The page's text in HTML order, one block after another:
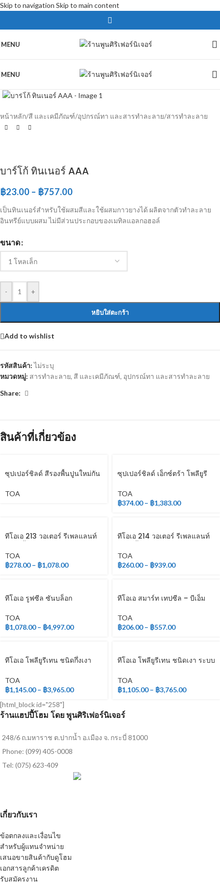
Skip to navigation Skip to main content
MENU
MENU
หน้าหลัก/สี และเคมีภัณฑ์/อุปกรณ์ทา และสารทำละลาย/สารทำละลาย
บาร์โก้ ทินเนอร์ AAA
฿23.00 – ฿757.00
เป็นทินเนอร์สำหรับใช้ผสมสีและใช้ผสมกาวยางได้ ผลิตจากตัวทำละลาย
อินทรีย์แบบผสม ไม่มีส่วนประกอบของเมทิลแอลกอฮอล์
ขนาด
- +
หยิบใส่ตะกร้า
Add to wishlist
รหัสสินค้า:ไม่ระบุ
หมวดหมู่: สารทำละลาย, สี และเคมีภัณฑ์, อุปกรณ์ทา และสารทำละลาย
Share:
สินค้าที่เกี่ยวข้อง
ซุปเปอร์ชิลด์ สีรองพื้นปูนใหม่กัน
TOA
ซุปเปอร์ชิลด์ เอ็กซ์ตร้า โพลียูรี
TOA
฿374.00 – ฿1,383.00
ทีโอเอ 213 วอเตอร์ รีเพลแลนท์
TOA
฿278.00 – ฿1,078.00
ทีโอเอ 214 วอเตอร์ รีเพลแลนท์
TOA
฿260.00 – ฿939.00
ทีโอเอ รูฟซีล ซันบล็อก
TOA
฿1,078.00 – ฿4,997.00
ทีโอเอ สมาร์ท เทปซีล – บีเอ็ม
TOA
฿206.00 – ฿557.00
ทีโอเอ โพลียูรีเทน ชนิดกึ่งเงา
TOA
฿1,145.00 – ฿3,965.00
ทีโอเอ โพลียูรีเทน ชนิดเงา ระบบ
TOA
฿1,105.00 – ฿3,765.00
[html_block id="258"]
ร้านแฮปปี้โฮม โดย พูนศิริเฟอร์นิเจอร์
248/6 ถ.มหาราช ต.ปากน้ำ อ.เมือง จ. กระบี่ 81000
Phone: (099) 405-0008
Tel: (075) 623-409
เกี่ยวกับเรา
ข้อตกลงและเงื่อนไข
สำหรับผู้แทนจำหน่าย
เสนอขายสินค้ากับดูโฮม
เอกสารลูกค้าเครดิต
รับสมัครงาน